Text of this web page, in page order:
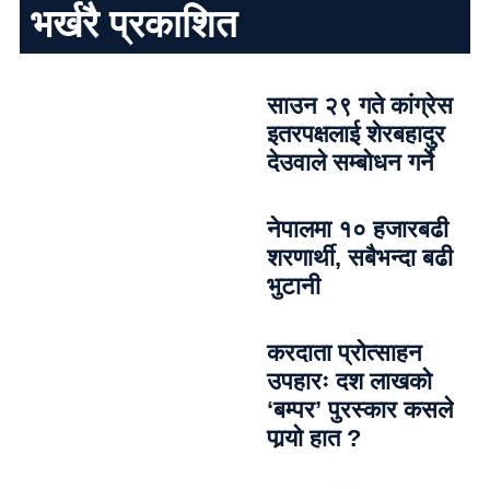
भर्खरै प्रकाशित
साउन २९ गते कांग्रेस
इतरपक्षलाई शेरबहादुर
देउवाले सम्बोधन गर्ने
नेपालमा १० हजारबढी
शरणार्थी, सबैभन्दा बढी
भुटानी
करदाता प्रोत्साहन
उपहारः दश लाखको
‘बम्पर’ पुरस्कार कसले
पार्‍याे हात ?